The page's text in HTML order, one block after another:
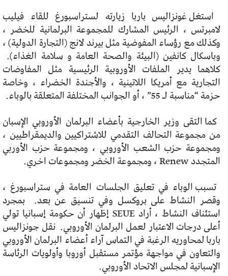
استغل غونزاليس باربا زيارته لستراسبورغ للقاء فيليب
لامبرتس ، الرئيس المشارك للمجموعة البرلمانية للخضر ،
وكذلك مع رؤساء المفوضية مثل بيرند لانج (التجارة الدولية) ،
وباسكال كانفين (البيئة والصحة العامة و سلامة الغذاء).
كلاهما يدير الملفات الأوروبية الرئيسية مثل المفاوضات
التجارية مع أمريكا اللاتينية ، والأجندة الخضراء ، وخاصة
حزمة “مناسبة لـ 55” ، أو الجوانب المختلفة المتعلقة بالوباء.
كما التقى وزير الخارجية بأعضاء البرلمان الأوروبي الإسبان
من مجموعة التحالف التقدمي للاشتراكيين والديمقراطيين ،
ومجموعة حزب الشعب الأوروبي ، ومجموعة حزب الأوربي
المتجدد Renew ، ومجموعة الخضر ومجموعات اخري.
تسبب الوباء في تعليق الجلسات العامة في ستراسبورغ ،
وقصر النشاط على بروكسل وفي تنسيق عن بعد. بمجرد
استئناف النشاط ، أراد SEUE إظهار أن حكومة إسبانيا تولي
أعلى درجات الاعتبار لعمل البرلمان الأوروبي. نقل جونزاليس
باربا لمحاوريه الرغبة في التماس آراء أعضاء البرلمان الأوروبي
والتعاون في مواجهة مؤتمر مستقبل أوروبا وأولويات الرئاسة
الإسبانية لمجلس الاتحاد الأوروبي.